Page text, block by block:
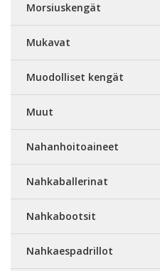
Morsiuskengät
Mukavat
Muodolliset kengät
Muut
Nahanhoitoaineet
Nahkaballerinat
Nahkabootsit
Nahkaespadrillot